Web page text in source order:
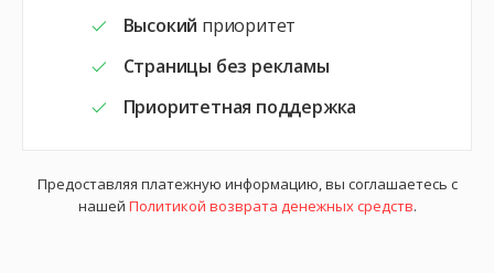
Высокий приоритет
Страницы без рекламы
Приоритетная поддержка
Предоставляя платежную информацию, вы соглашаетесь с
нашей Политикой возврата денежных средств.